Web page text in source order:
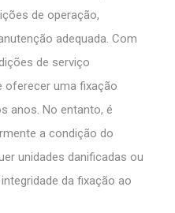
de operação,
adequada. Com
de serviço
oferecer uma fixação
anos. No entanto, é
a condição do
unidades danificadas ou
da fixação ao